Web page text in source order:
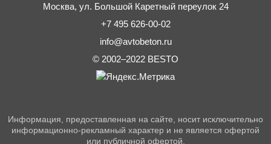
Москва, ул. Большой Каретный переулок 24
+7 495 626-00-02
info@avtobeton.ru
© 2002–2022 BESTO
Информация, предоставленная на сайте, носит исключительно
информационно-рекламный характер и не является офертой
или публичной офертой.